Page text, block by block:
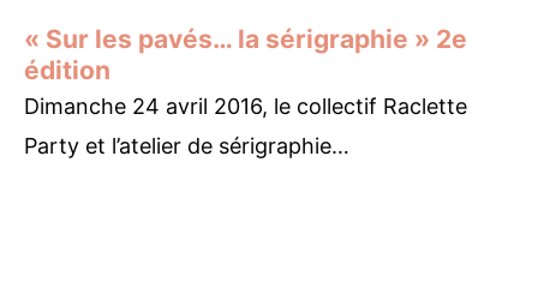
« Sur les pavés… la sérigraphie » 2e
édition
Dimanche 24 avril 2016, le collectif Raclette
Party et l’atelier de sérigraphie…